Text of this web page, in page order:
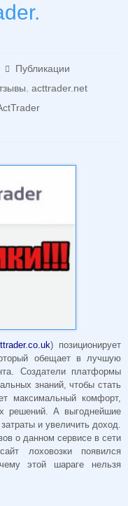
Публикации
,acttrader.net
) позиционирует
обещает в лучшую
Создатели платформы
знаний, чтобы стать
максимальный комфорт,
решений. А выгоднейшие
и увеличить доход.
о данном сервисе в сети
лоховозки появился
этой шараге нельзя